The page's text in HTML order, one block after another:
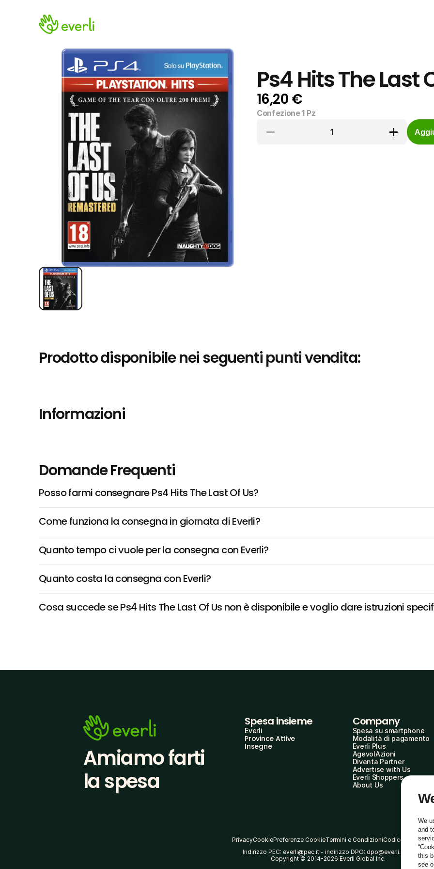
Ps4 Hits The Last
16,20 €
Confezione 1 Pz
1
Prodotto disponibile nei seguenti punti vendita:
Informazioni
Domande Frequenti
Posso farmi consegnare Ps4 Hits The Last Of Us?
Come funziona la consegna in giornata di Everli?
Quanto tempo ci vuole per la consegna con Everli?
Quanto costa la consegna con Everli?
Cosa succede se Ps4 Hits The Last Of Us non è disponibile e voglio dare istruzioni
Amiamo farti
la spesa
Spesa insieme
Everli
Province Attive
Insegne
Company
Spesa su smartphone
Modalità di pagamento
Everli Plus
AgevolAzioni
Diventa Partner
Advertise with Us
Everli Shoppers
About Us
PrivacyCookiePreferenze CookieTermini e CondizioniCodice Etico
Indirizzo PEC: everli@pec.it - indirizzo DPO: dpo@everli.com
Copyright © 2014-2026 Everli Global Inc.
We
and
this
see